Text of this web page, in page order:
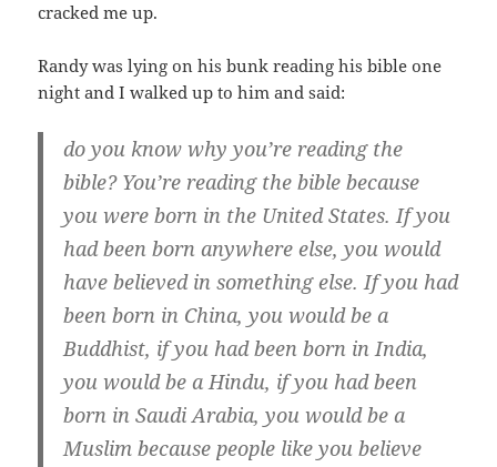
cracked me up.
Randy was lying on his bunk reading his bible one
night and I walked up to him and said:
do you know why you’re reading the
bible? You’re reading the bible because
you were born in the United States. If you
had been born anywhere else, you would
have believed in something else. If you had
been born in China, you would be a
Buddhist, if you had been born in India,
you would be a Hindu, if you had been
born in Saudi Arabia, you would be a
Muslim because people like you believe